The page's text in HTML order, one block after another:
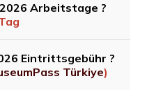
Arbeitstage ?
Eintrittsgebühr ?
Türkiye)